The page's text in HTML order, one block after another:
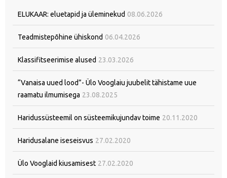
ELUKAAR: eluetapid ja üleminekud 08.06.2026
Teadmistepõhine ühiskond 06.04.2026
Klassifitseerimise alused 23.03.2026
“Vanaisa uued lood”- Ülo Vooglaiu juubelit tähistame uue
raamatu ilmumisega 23.08.2025
Haridussüsteemil on süsteemikujundav toime 20.11.2020
Haridusalane iseseisvus 27.02.2020
Ülo Vooglaid kiusamisest 27.02.2020